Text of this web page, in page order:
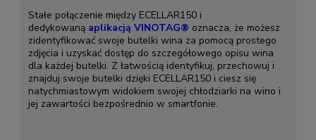
Stałe połączenie między ECELLAR150 i
dedykowaną aplikacją VINOTAG® oznacza, że możesz
zidentyfikować swoje butelki wina za pomocą prostego
zdjęcia i uzyskać dostęp do szczegółowego opisu wina
dla każdej butelki. Z łatwością identyfikuj, przechowuj i
znajduj swoje butelki dzięki ECELLAR150 i ciesz się
natychmiastowym widokiem swojej chłodziarki na wino i
jej zawartości bezpośrednio w smartfonie.